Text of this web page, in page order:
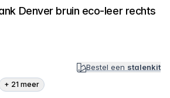
Denver bruin eco-leer rechts
Bestel een stalenkit
+ 21 meer